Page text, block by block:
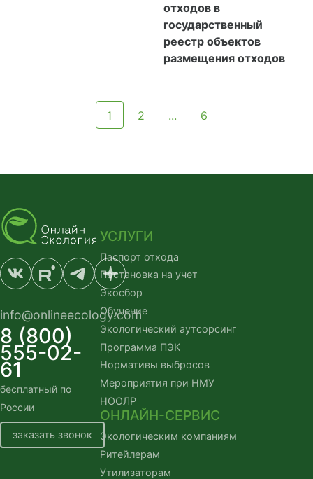
отходов в
государственный
реестр объектов
размещения отходов
1 2 ... 6
info@onlineecology.com
8 (800)
555-02-
61
бесплатный по
России
заказать звонок
УСЛУГИ
Паспорт отхода
Постановка на учет
Экосбор
Обучение
Экологический аутсорсинг
Программа ПЭК
Нормативы выбросов
Мероприятия при НМУ
НООЛР
ОНЛАЙН-СЕРВИС
Экологическим компаниям
Ритейлерам
Утилизаторам